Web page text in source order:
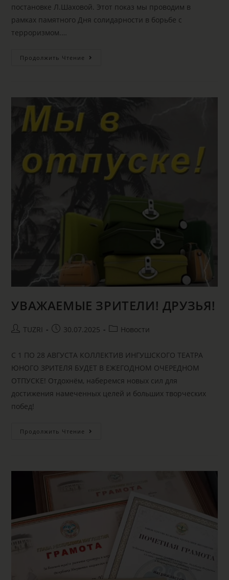
постановке Л.Шаховой. Этот показ мы проводим в
рамках памятного Дня солидарности в борьбе с
терроризмом.…
Продолжить Чтение
УВАЖАЕМЫЕ ЗРИТЕЛИ! ДРУЗЬЯ!
TUZRI 30.07.2025 Новости
С 1 ПО 28 АВГУСТА КОЛЛЕКТИВ ИНГУШСКОГО ТЕАТРА
ЮНОГО ЗРИТЕЛЯ БУДЕТ В ЕЖЕГОДНОМ ОЧЕРЕДНОМ
ОТПУСКЕ! Отдохнём, наберемся новых сил для
достижения намеченных целей и больших творческих
побед!
Продолжить Чтение